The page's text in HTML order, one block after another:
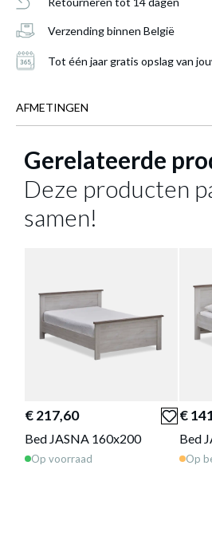
Verzending binnen België
Tot één jaar gratis opslag van
AFMETINGEN
Meer afmetingen
Gerelateerde
Deze producten
samen!
€ 217,60
Bed JASNA 160x200
Op voorraad
€
Bed
Op
toegevoegd aan je
SLAAPKAMER JASNA:
DRAAIDEUREN B225 +
€ 894,20
Prijs per stuk, incl. btw en excl. verzendkosten
of